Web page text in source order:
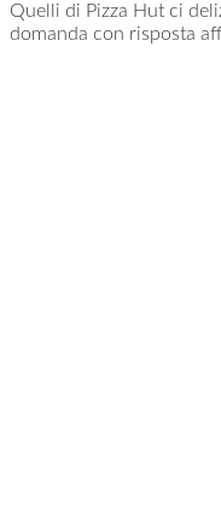
Quelli di Pizza Hut ci
domanda con risposta